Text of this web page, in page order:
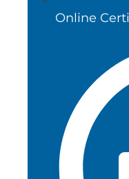
Online